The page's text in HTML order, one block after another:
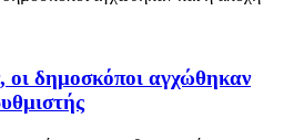
οι δημοσκόποι αγχώθηκαν